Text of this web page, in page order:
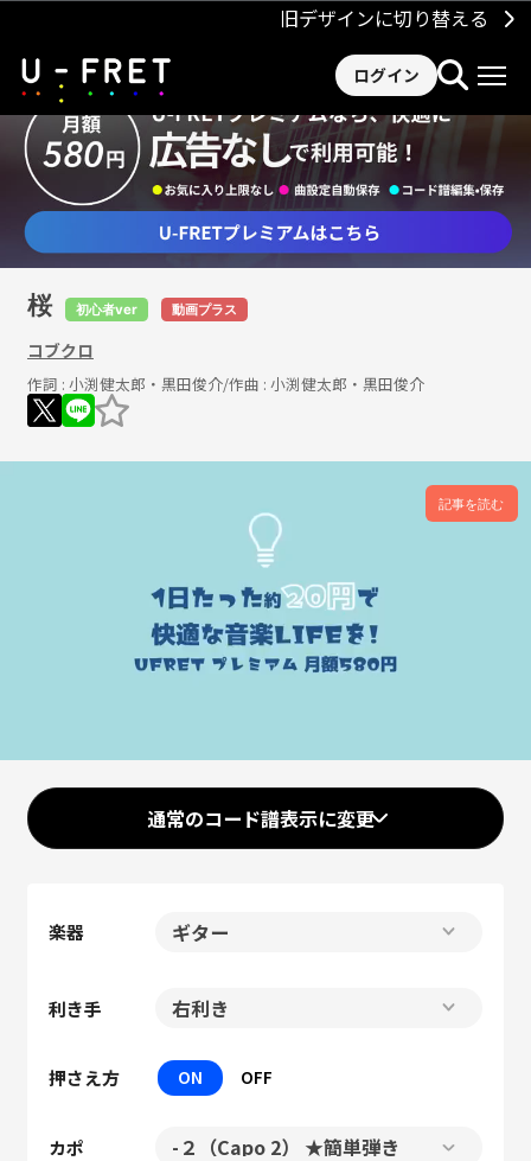
旧デザインに切り替える
ログイン
桜 初心者ver 動画プラス
コブクロ
作詞 : 小渕健太郎・黒田俊介/作曲 : 小渕健太郎・黒田俊介
記事を読む
通常のコード譜表示に変更
楽器
利き手
押さえ方 ON OFF
カポ